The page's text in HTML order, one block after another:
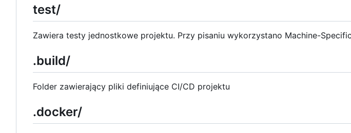
test/
Zawiera testy jednostkowe projektu. Przy pisaniu wykorzystano Machine-
.build/
Folder zawierający pliki definiujące CI/CD projektu
.docker/